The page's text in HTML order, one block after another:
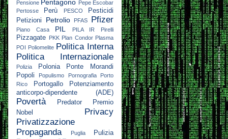
Pensione Pentagono Pepe Escobar
Pertosse
Perù PESCO
Pesticidi
Petizioni
Petrolio PFAS Pfizer
Piano Casa PIL PILA IR Pirelli
Pizzagate PKK Plan Condor Plasma
POI Poliomelite Politica Interna
Politica Internazionale
Polizia Polonia
Ponte Morandi
Popoli
Populismo Pornografia
Porto
Rico
Portogallo
Potenziamento
anticorpo-dipendente (ADE)
Povertà Predator
Premio
Nobel
Privacy
Privatizzazione
Propaganda
Puglia
Pulizia